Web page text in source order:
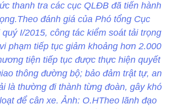
thanh tra các cục QLĐB đã tiến hành
đánh giá của Phó tổng Cục
I/2015, công tác kiểm soát tải trọng
phạm tiếp tục giảm khoảng hơn 2.000
tiện tiếp tục được thực hiện quyết
thông đường bộ; bảo đảm trật tự, an
là thường đi thành từng đoàn, gây khó
để cân xe. Ảnh: O.HTheo lãnh đạo